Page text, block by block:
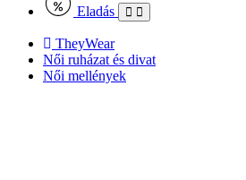
Eladás
TheyWear
Női ruházat és divat
Női mellények